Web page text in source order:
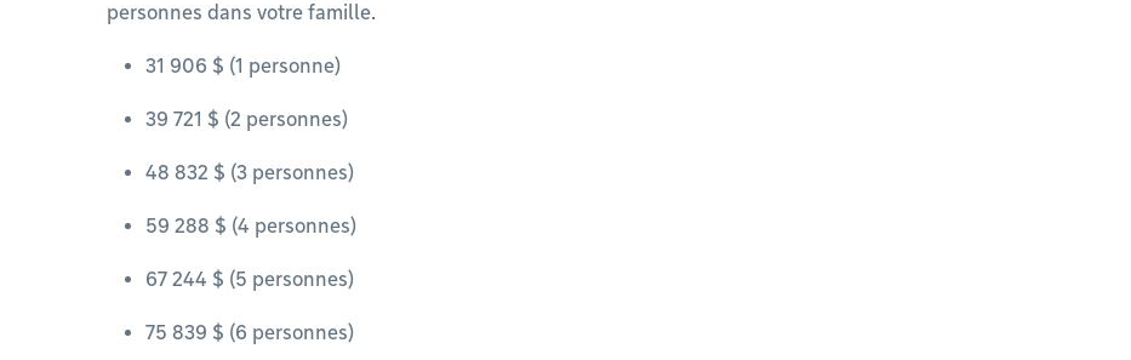
personnes dans votre famille.
31 906 $ (1 personne)
39 721 $ (2 personnes)
48 832 $ (3 personnes)
59 288 $ (4 personnes)
67 244 $ (5 personnes)
75 839 $ (6 personnes)